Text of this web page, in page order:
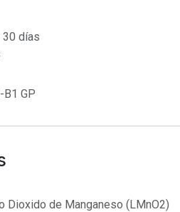
30 días
B1 GP
Dioxido de Manganeso (LMnO2)